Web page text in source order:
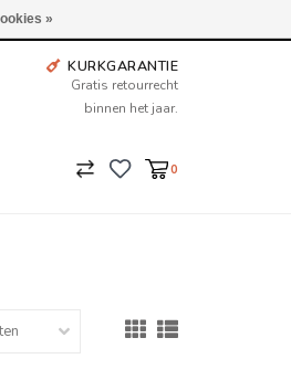
Afhalen is mogelijk.
KURKGARANTIE
Gratis retourrecht
binnen het jaar.
0
»